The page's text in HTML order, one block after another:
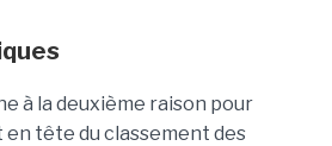
à la deuxième raison pour
en tête du classement des